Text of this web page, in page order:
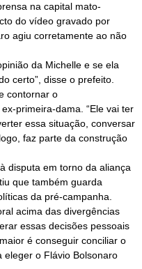
na capital mato-
do vídeo gravado por
agiu corretamente ao não
da Michelle e se ela
certo”, disse o prefeito.
contornar o
primeira-dama. “Ele vai ter
essa situação, conversar
faz parte da construção
disputa em torno da aliança
que também guarda
da pré-campanha.
acima das divergências
essas decisões pessoais
é conseguir conciliar o
eleger o Flávio Bolsonaro